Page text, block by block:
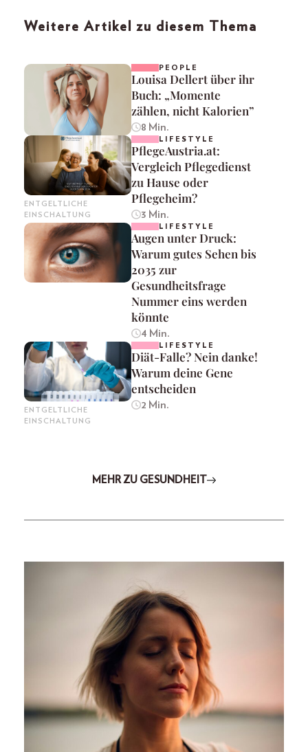
Weitere Artikel zu diesem Thema
PEOPLE
Louisa Dellert über ihr
Buch: „Momente
zählen, nicht Kalorien”
8 Min.
ENTGELTLICHE
EINSCHALTUNG
LIFESTYLE
PflegeAustria.at:
Vergleich Pflegedienst
zu Hause oder
Pflegeheim?
3 Min.
LIFESTYLE
Augen unter Druck:
Warum gutes Sehen bis
2035 zur
Gesundheitsfrage
Nummer eins werden
könnte
4 Min.
ENTGELTLICHE
EINSCHALTUNG
LIFESTYLE
Diät-Falle? Nein danke!
Warum deine Gene
entscheiden
2 Min.
MEHR ZU GESUNDHEIT